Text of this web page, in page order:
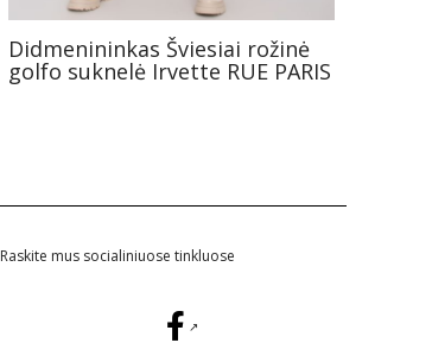
Didmenininkas Šviesiai rožinė
golfo suknelė Irvette RUE PARIS
Raskite mus socialiniuose tinkluose